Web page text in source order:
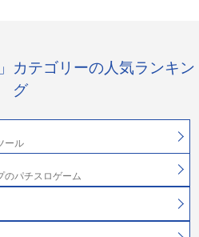
カテゴリーの人気ランキン
グ
ール
のパチスロゲーム